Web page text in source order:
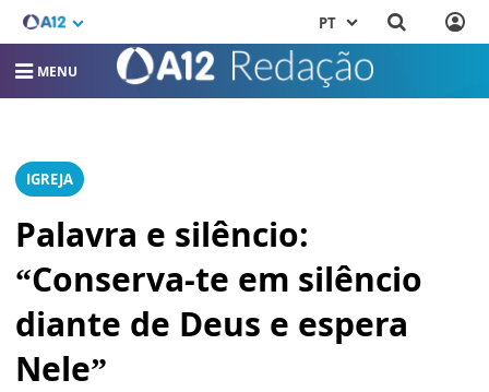
PT
MENU
IGREJA
Palavra e silêncio:
“Conserva-te em silêncio
diante de Deus e espera
Nele”